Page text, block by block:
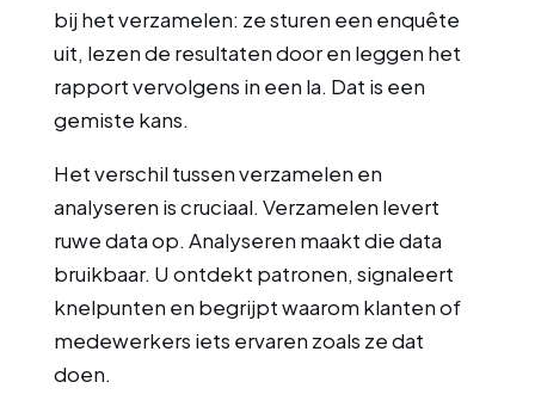
bij het verzamelen: ze sturen een enquête
uit, lezen de resultaten door en leggen het
rapport vervolgens in een la. Dat is een
gemiste kans.
Het verschil tussen verzamelen en
analyseren is cruciaal. Verzamelen levert
ruwe data op. Analyseren maakt die data
bruikbaar. U ontdekt patronen, signaleert
knelpunten en begrijpt waarom klanten of
medewerkers iets ervaren zoals ze dat
doen.